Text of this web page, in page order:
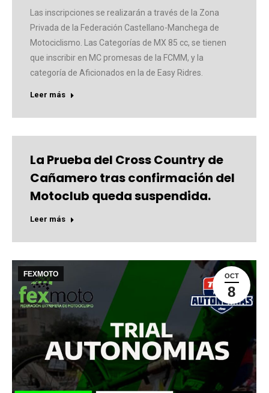
Las inscripciones se realizarán a través de la Zona
Privada de la Federación Castellano-Manchega de
Motociclismo. Las Categorías de MX 85 cc, se tienen
que inscribir en MC promesas de la FCMM, y la
categoría de Aficionados en la de Easy Ridres.
Leer más
La Prueba del Cross Country de
Cañamero tras confirmación del
Motoclub queda suspendida.
Leer más
OCT
8
FEXMOTO